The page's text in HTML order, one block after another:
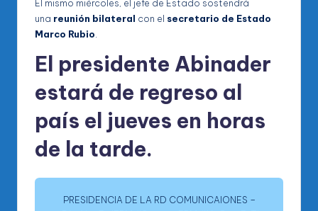
El mismo miércoles, el jefe de Estado sostendrá
una reunión bilateral con el secretario de Estado
Marco Rubio
El presidente Abinader
estará de regreso al
país el jueves en horas
de la tarde.
PRESIDENCIA DE LA RD COMUNICAIONES –